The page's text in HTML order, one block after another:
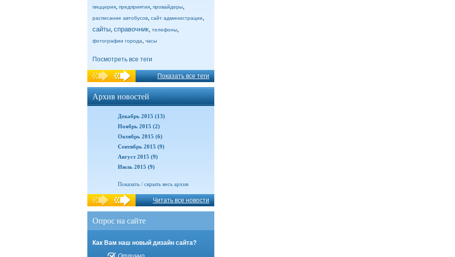
пиццерия, предприятия, провайдеры,
расписание автобусов, сайт администрации,
сайты, справочник, телефоны,
фотографии города, часы
Посмотреть все теги
Показать все теги
Архив новостей
Декабрь 2015 (13)
Ноябрь 2015 (2)
Октябрь 2015 (6)
Сентябрь 2015 (9)
Август 2015 (9)
Июль 2015 (9)
Показать / скрыть весь архив
Читать все новости
Опрос на сайте
Как Вам наш новый дизайн сайта?